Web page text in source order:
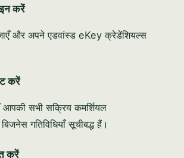
इन करें
और अपने एडवांस्ड eKey क्रेडेंशियल्स
करें
सभी सक्रिय कमर्शियल
गतिविधियाँ सूचीबद्ध हैं।
करें